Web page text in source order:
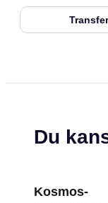
Du
Kosmos-